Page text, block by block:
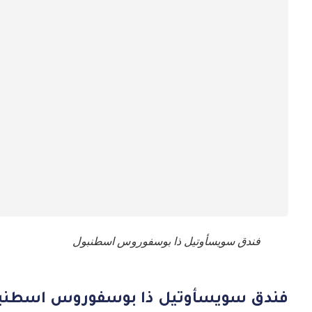
فندق سويسأوتيل ذا بوسفوروس اسطنبول
فندق سويسأوتيل ذا بوسفوروس